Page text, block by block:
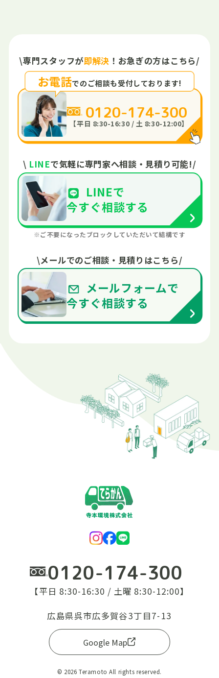
お電話でのご相談も受付しております!
\専門スタッフが即解決 ！ お急ぎの方はこちら/
0120-174-300
【平日 8:30-16:30 / 土 8:30-12:00】
\ LINEで気軽に専門家へ相談・見積り可能!/
LINEで
今すぐ相談する
※ご不要になったブロックしていただいて結構です
\メールでのご相談・見積りはこちら/
メールフォームで
今すぐ相談する
0120-174-300
【平日 8:30-16:30 / 土曜 8:30-12:00】
広島県呉市広多賀谷3丁目7-13
Google Map
© 2026 Teramoto All rights reserved.